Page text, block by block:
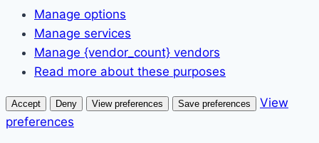
Manage options
Manage services
Manage {vendor_count} vendors
Read more about these purposes
Accept Deny View preferences Save preferences
View
preferences